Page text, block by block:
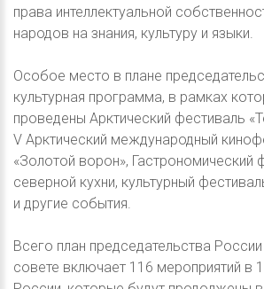
права интеллектуальной
народов на знания, культуру и языки.
Особое место в плане
культурная программа, в рамках
проведены Арктический фестиваль
V Арктический международный
«Золотой ворон», Гастрономический
северной кухни, культурный
и другие события.
Всего план председательства
совете включает 116 мероприятий в